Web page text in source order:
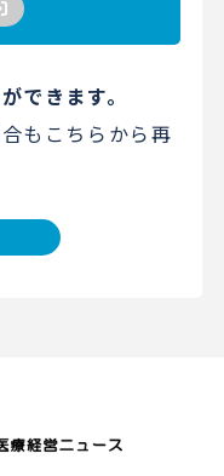
できます。
もこちらから再